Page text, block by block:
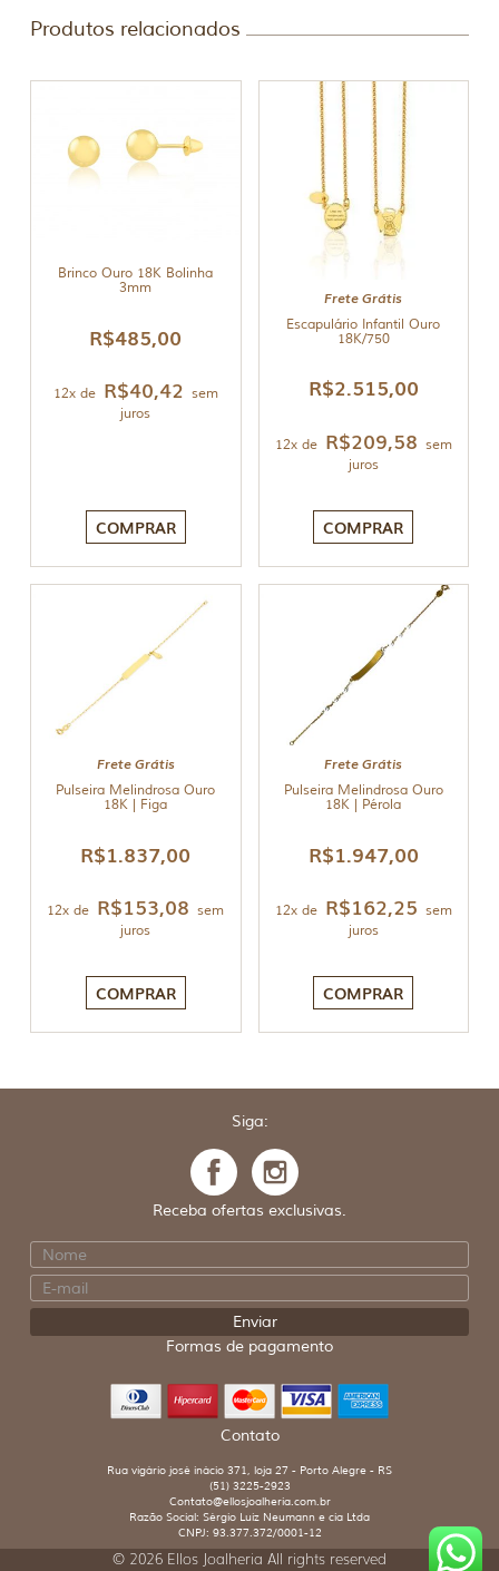
Produtos relacionados
Brinco Ouro 18K Bolinha
3mm
R$485,00
12x de R$40,42 sem
juros
COMPRAR
Frete Grátis
Escapulário Infantil Ouro
18K/750
R$2.515,00
12x de R$209,58 sem
juros
COMPRAR
Frete Grátis
Pulseira Melindrosa Ouro
18K | Figa
R$1.837,00
12x de R$153,08 sem
juros
COMPRAR
Frete Grátis
Pulseira Melindrosa Ouro
18K | Pérola
R$1.947,00
12x de R$162,25 sem
juros
COMPRAR
© 2026 Ellos Joalheria All rights reserved
Siga:
Receba ofertas exclusivas.
Formas de pagamento
Contato
Rua vigário josé inácio 371, loja 27 - Porto Alegre - RS
(51) 3225-2923
Contato@ellosjoalheria.com.br
Razão Social: Sérgio Luiz Neumann e cia Ltda
CNPJ: 93.377.372/0001-12